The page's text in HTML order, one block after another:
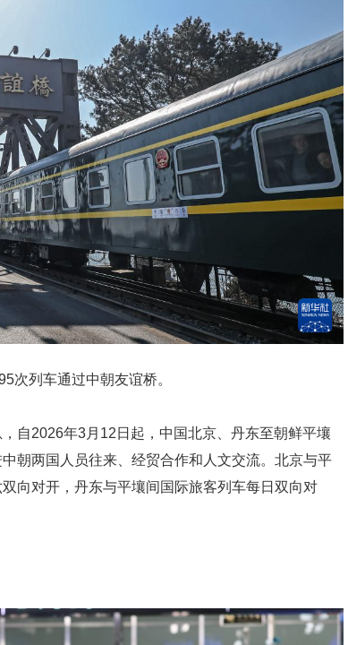
次列车通过中朝友谊桥。
自2026年3月12日起，中国北京、丹东至朝鲜平壤
朝两国人员往来、经贸合作和人文交流。北京与平
向对开，丹东与平壤间国际旅客列车每日双向对